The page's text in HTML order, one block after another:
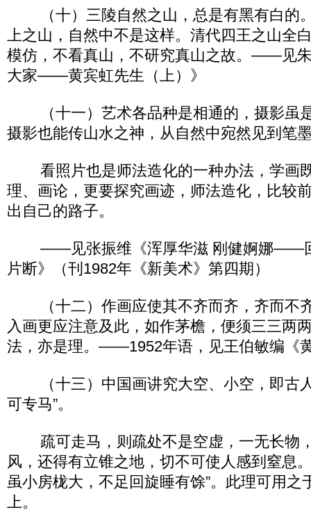
（十）三陵自然之山，总是有黑有白的
上之山，自然中不是这样。清代四王之山全
模仿，不看真山，不研究真山之故。——见
大家——黄宾虹先生（上）》
（十一）艺术各品种是相通的，摄影虽
摄影也能传山水之神，从自然中宛然见到笔
看照片也是师法造化的一种办法，学画
理、画论，更要探究画迹，师法造化，比较
出自己的路子。
——见张振维《浑厚华滋 刚健婀娜——回
片断》（刊1982年《新美术》第四期）
（十二）作画应使其不齐而齐，齐而不
入画更应注意及此，如作茅檐，便须三三两
法，亦是理。——1952年语，见王伯敏编《
（十三）中国画讲究大空、小空，即古人
可专马”。
疏可走马，则疏处不是空虚，一无长物
风，还得有立锥之地，切不可使人感到窒息
虽小房栊大，不足回旋睡有馀”。此理可用之
上。